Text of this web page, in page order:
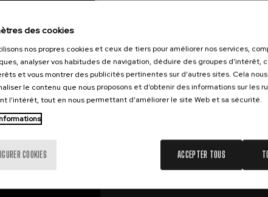
ABONNEMENTS
Pourquoi s’abonner
Types d’abonnements
Nouveaux abonnements
des cookies
nos propres cookies et ceux de tiers pour améliorer nos services,
analyser vos habitudes de navigation, déduire des groupes d’intérêt,
et vous montrer des publicités pertinentes sur d’autres sites. Cela
le contenu que nous proposons et d’obtenir des informations sur les
l’intérêt, tout en nous permettant d’améliorer le site Web et sa sécurité.
COOKIES ACCEPTER TOUS